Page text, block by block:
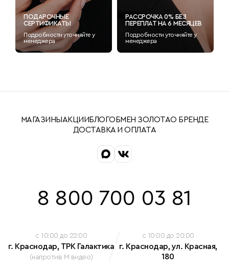
ПОДАРОЧНЫЕ
СЕРТИФИКАТЫ
Подробности уточняйте у
менеджера
РАССРОЧКА 0% БЕЗ
ПЕРЕПЛАТ НА 6 МЕСЯЦЕВ
Подробности уточняйте у
менеджера
МАГАЗИНЫ АКЦИИБЛОГОБМЕН ЗОЛОТАО БРЕНДЕ
ДОСТАВКА И ОПЛАТА
8 800 700 03 81
c 10:00 до 22:00
г. Краснодар, ТРК Галактика
(напротив М видео)
c 10:00 до 20:00
г. Краснодар, ул. Красная,
180